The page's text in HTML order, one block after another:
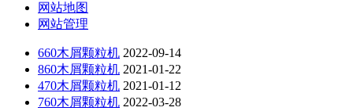
网站地图
网站管理
660木屑颗粒机 2022-09-14
860木屑颗粒机 2021-01-22
470木屑颗粒机 2021-01-12
760木屑颗粒机 2022-03-28